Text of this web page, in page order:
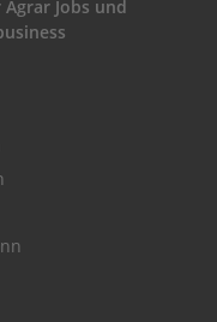
Jobs und